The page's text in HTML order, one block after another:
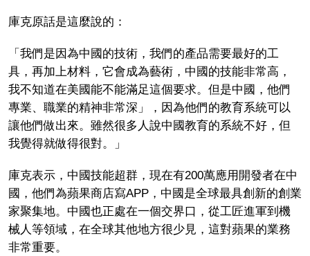
庫克原話是這麼說的：
「我們是因為中國的技術，我們的產品需要最好的工
具，再加上材料，它會成為藝術，中國的技能非常高，
我不知道在美國能不能滿足這個要求。但是中國，他們
專業、職業的精神非常深」，因為他們的教育系統可以
讓他們做出來。雖然很多人說中國教育的系統不好，但
我覺得就做得很對。」
庫克表示，中國技能超群，現在有200萬應用開發者在中
國，他們為蘋果商店寫APP，中國是全球最具創新的創業
家聚集地。中國也正處在一個交界口，從工匠進軍到機
械人等領域，在全球其他地方很少見，這對蘋果的業務
非常重要。